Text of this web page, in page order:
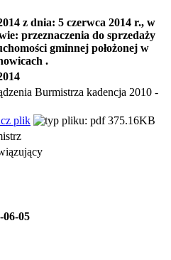
z dnia: 5 czerwca 2014 r., w
przeznaczenia do sprzedaży
gminnej położonej w
.
Burmistrza kadencja 2010 -
plik
375.16KB
06-05